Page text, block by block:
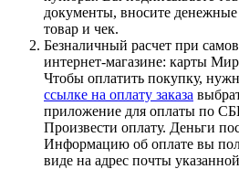
документы, вносите денежные
товар и чек.
Безналичный расчет при
интернет-магазине: карты
Чтобы оплатить покупку,
ссылке на оплату заказа
приложение для оплаты по
Произвести оплату. Деньги
Информацию об оплате вы
виде на адрес почты